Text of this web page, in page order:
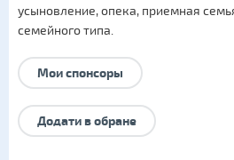
усыновление,опека, приемная
семейного типа.
Мои спонсоры
Додати в обране